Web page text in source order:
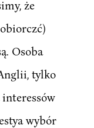
że
Osoba
tylko
wybór